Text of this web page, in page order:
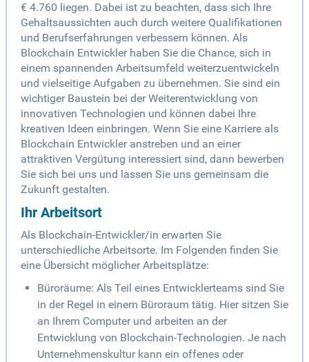
€ 4.760 liegen. Dabei ist zu beachten, dass sich Ihre
Gehaltsaussichten auch durch weitere Qualifikationen
und Berufserfahrungen verbessern können. Als
Blockchain Entwickler haben Sie die Chance, sich in
einem spannenden Arbeitsumfeld weiterzuentwickeln
und vielseitige Aufgaben zu übernehmen. Sie sind ein
wichtiger Baustein bei der Weiterentwicklung von
innovativen Technologien und können dabei Ihre
kreativen Ideen einbringen. Wenn Sie eine Karriere als
Blockchain Entwickler anstreben und an einer
attraktiven Vergütung interessiert sind, dann bewerben
Sie sich bei uns und lassen Sie uns gemeinsam die
Zukunft gestalten.
Ihr Arbeitsort
Als Blockchain-Entwickler/in erwarten Sie
unterschiedliche Arbeitsorte. Im Folgenden finden Sie
eine Übersicht möglicher Arbeitsplätze:
Büroräume: Als Teil eines Entwicklerteams sind Sie
in der Regel in einem Büroraum tätig. Hier sitzen Sie
an Ihrem Computer und arbeiten an der
Entwicklung von Blockchain-Technologien. Je nach
Unternehmenskultur kann ein offenes oder